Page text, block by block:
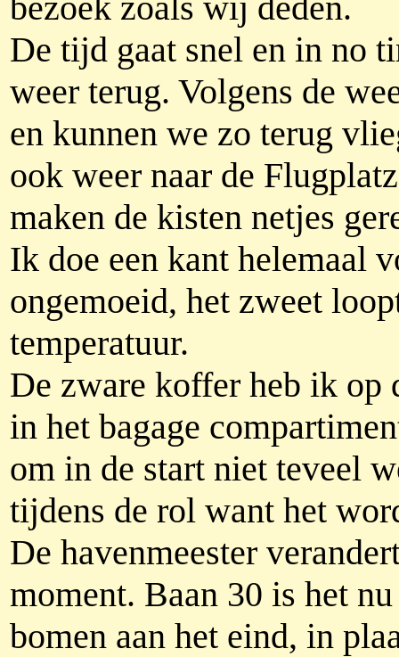
De tijd gaat snel en in no
weer terug. Volgens de
en kunnen we zo terug
ook weer naar de
maken de kisten netjes
Ik doe een kant helemaal
ongemoeid, het zweet
temperatuur.
De zware koffer heb ik op
in het bagage
om in de start niet teveel
tijdens de rol want het
De havenmeester
moment. Baan 30 is het
bomen aan het eind, in